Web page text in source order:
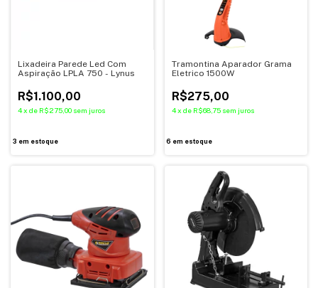
Lixadeira Parede Led Com
Aspiração LPLA 750 - Lynus
R$1.100,00
4x de R$275,00 sem juros
3 em estoque
Tramontina Aparador Grama
Eletrico 1500W
R$275,00
4 x de R$68,75 sem juros
6 em estoque